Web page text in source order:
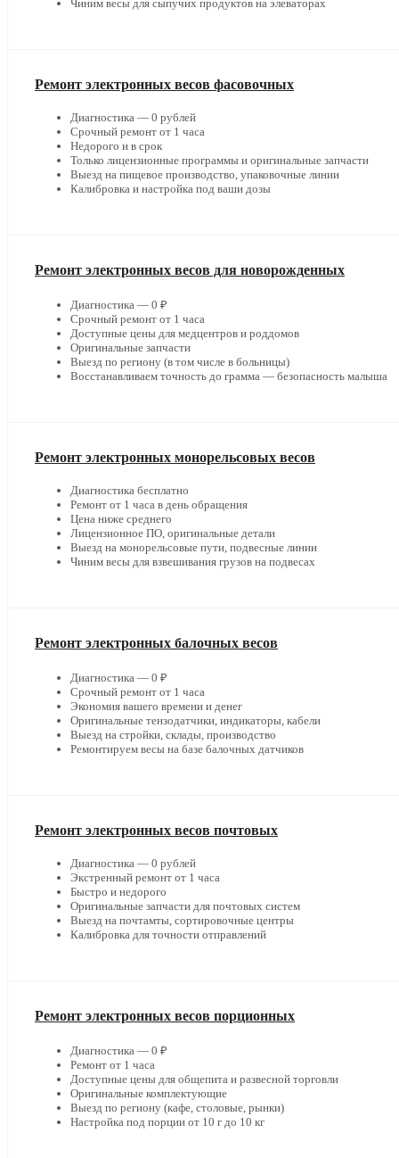
Чиним весы для сыпучих продуктов на элеваторах
Ремонт электронных весов фасовочных
Диагностика — 0 рублей
Срочный ремонт от 1 часа
Недорого и в срок
Только лицензионные программы и оригинальные запчасти
Выезд на пищевое производство, упаковочные линии
Калибровка и настройка под ваши дозы
Ремонт электронных весов для новорожденных
Диагностика — 0 ₽
Срочный ремонт от 1 часа
Доступные цены для медцентров и роддомов
Оригинальные запчасти
Выезд по региону (в том числе в больницы)
Восстанавливаем точность до грамма — безопасность малыша
Ремонт электронных монорельсовых весов
Диагностика бесплатно
Ремонт от 1 часа в день обращения
Цена ниже среднего
Лицензионное ПО, оригинальные детали
Выезд на монорельсовые пути, подвесные линии
Чиним весы для взвешивания грузов на подвесах
Ремонт электронных балочных весов
Диагностика — 0 ₽
Срочный ремонт от 1 часа
Экономия вашего времени и денег
Оригинальные тензодатчики, индикаторы, кабели
Выезд на стройки, склады, производство
Ремонтируем весы на базе балочных датчиков
Ремонт электронных весов почтовых
Диагностика — 0 рублей
Экстренный ремонт от 1 часа
Быстро и недорого
Оригинальные запчасти для почтовых систем
Выезд на почтамты, сортировочные центры
Калибровка для точности отправлений
Ремонт электронных весов порционных
Диагностика — 0 ₽
Ремонт от 1 часа
Доступные цены для общепита и развесной торговли
Оригинальные комплектующие
Выезд по региону (кафе, столовые, рынки)
Настройка под порции от 10 г до 10 кг